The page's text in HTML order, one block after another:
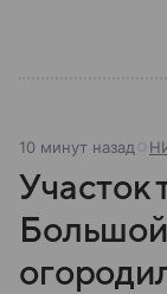
10 минут назад
Участок